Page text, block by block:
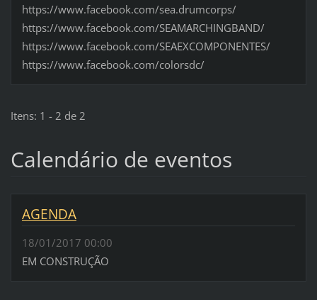
https://www.facebook.com/sea.drumcorps/
https://www.facebook.com/SEAMARCHINGBAND/
https://www.facebook.com/SEAEXCOMPONENTES/
https://www.facebook.com/colorsdc/
Itens: 1 - 2 de 2
Calendário de eventos
AGENDA
18/01/2017 00:00
EM CONSTRUÇÃO